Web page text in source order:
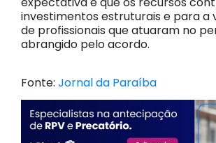
investimentos estruturais e para a
de profissionais que atuaram no
abrangido pelo acordo.
Fonte: Jornal da Paraíba